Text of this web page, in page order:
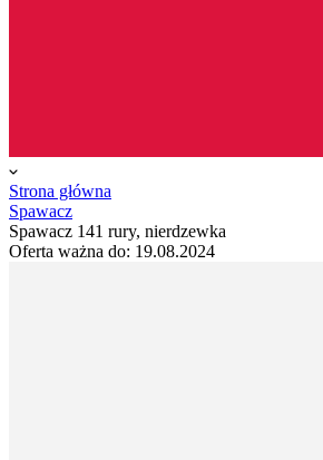
Strona główna
Spawacz
Spawacz 141 rury, nierdzewka
Oferta ważna do: 19.08.2024